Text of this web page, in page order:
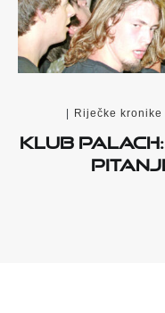
Riječke kronike
Klub